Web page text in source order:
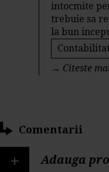
intocmite
trebuie sa
la bun
→ Citeste
Comentarii
+ Adauga